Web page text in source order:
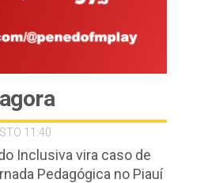
11:40
Inclusiva vira caso de
Pedagógica no Piauí